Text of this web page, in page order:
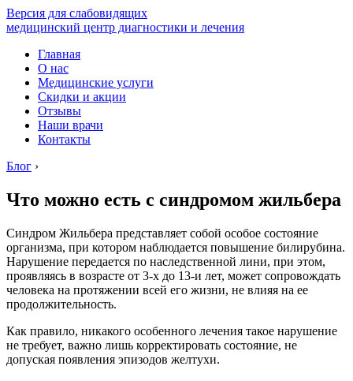
Версия для слабовидящих
медицинский центр диагностики и лечения
Главная
О нас
Медицинские услуги
Скидки и акции
Отзывы
Наши врачи
Контакты
Блог ›
Что можно есть с синдромом жильбера
Синдром Жильбера представляет собой особое состояние
организма, при котором наблюдается повышение билирубина.
Нарушение передается по наследственной лини, при этом,
проявляясь в возрасте от 3-х до 13-и лет, может сопровождать
человека на протяжении всей его жизни, не влияя на ее
продолжительность.
Как правило, никакого особенного лечения такое нарушение
не требует, важно лишь корректировать состояние, не
допуская появления эпизодов желтухи.